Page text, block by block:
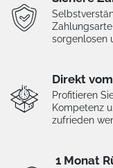
sorgenlosen
Direkt
Profitieren
Kompetenz
zufrieden
1 Monat